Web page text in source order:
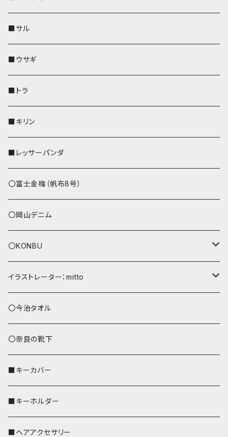
靴下・ミニタオル
その他
その他
靴下・ミニタオル
その他
ペンホルダー
靴下・ミニタオル
財布
その他
財布
その他
AppleWatchバンド
財布
ペットボトルホルダー
その他
リール付きストラップ
リールのみ
ストラップ付
メガネケース
財布
リールのみ
ストラップ付
ペットボトルホルダー
キーケース
ペンホルダー
AppleWatchバンド
L字ファスナー財布
その他
財布
Apple Watchバンド
■サル
■ウサギ
■トラ
■キリン
■レッサーパンダ
〇富士金梅（帆布8号）
〇岡山デニム
〇KONBU
ショルダーバッグ
あずまバッグ
トートバッグ（L）
バッグインバッグ
イラストレーター：mitto
シマエナガ
ハシビロコウ
オカメインコ
歌うオカメちゃん
おかめ３兄弟
セキセイインコ
文鳥
〇今治タオル
〇奈良の靴下
■キーカバー
■キーホルダー
■ヘアアクセサリー